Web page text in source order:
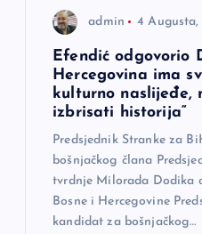
admin 4 Augusta,
Efendić odgovorio
Hercegovina ima
kulturno naslijeđe,
izbrisati historija“
Predsjednik Stranke za
bošnjačkog člana
tvrdnje Milorada Dodika
Bosne i Hercegovine
kandidat za bošnjačkog…